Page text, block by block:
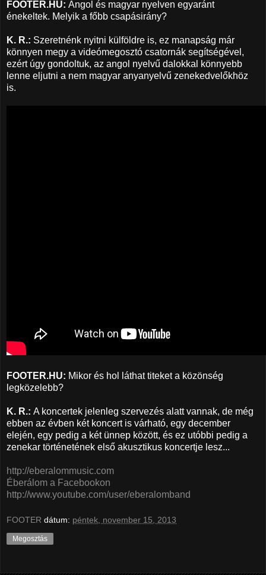
FOOTER.HU: Angol és magyar nyelven egyaránt
énekeltek. Melyik a főbb csapásirány?
K. R.: Szeretnénk nyitni külföldre is, ez manapság már
könnyen megy a videómegosztó csatornák segítségével,
ezért úgy gondoltuk, az angol nyelvű dalokkal könnyebb
lenne eljutni a nem magyar anyanyelvű zenekedvelőkhöz
is.
FOOTER.HU: Mikor és hol láthat titeket a közönség
legközelebb?
K. R.: A koncertek jelenleg szervezés alatt vannak, de még
ebben az évben két koncert is várható, egy december
elején, egy pedig a két ünnep között, és ez utóbbi pedig a
zenekar történetének első akusztikus koncertje lesz...
http://eberalommusic.com
Éberálom a Facebookon
http://www.youtube.com/user/eberalomband
FOOTER dátum: péntek, november 15, 2013
Megosztás